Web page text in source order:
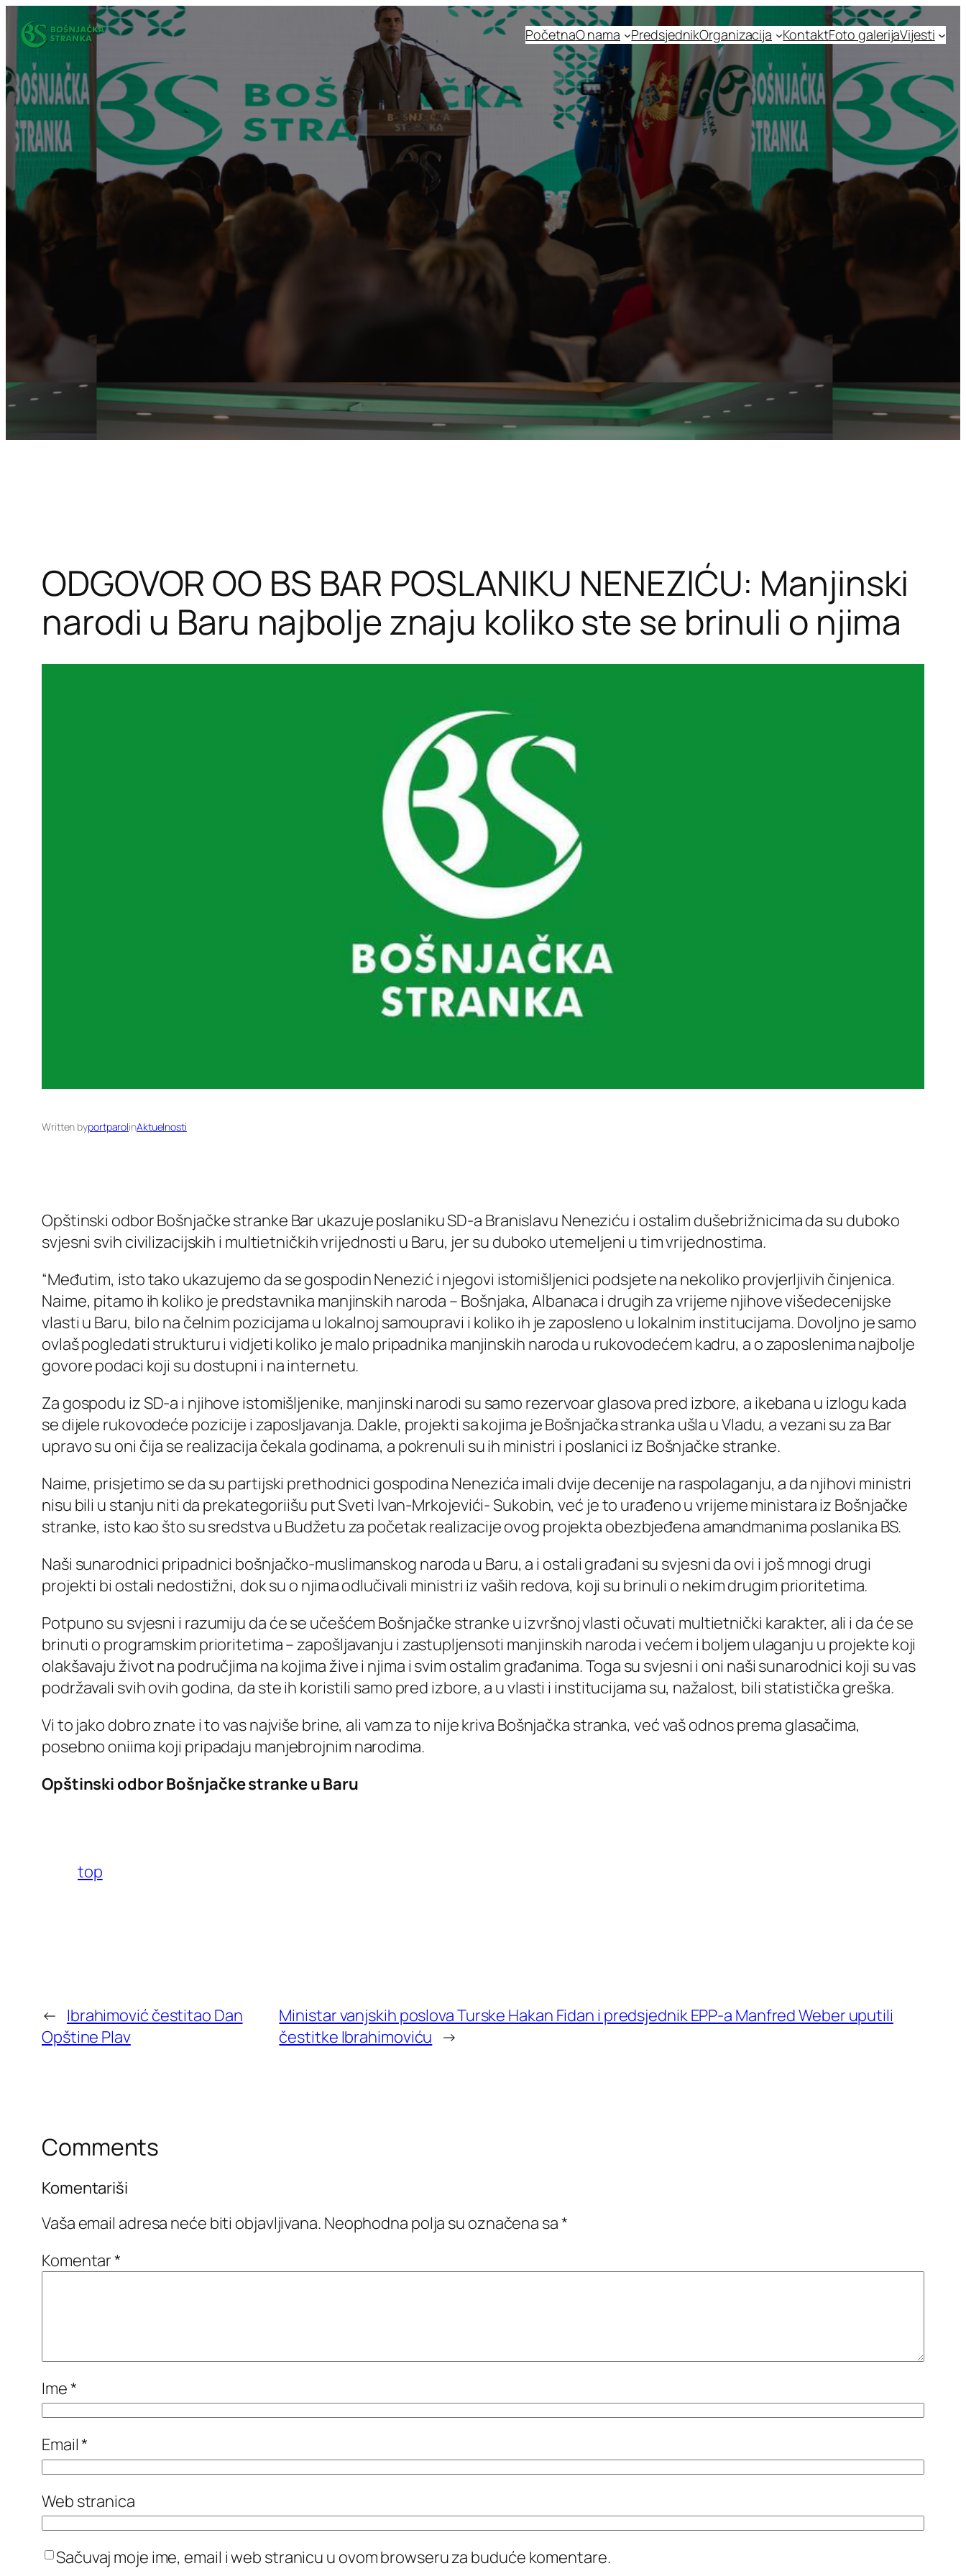
Idi
na
sadržaj
PočetnaO nama PredsjednikOrganizacija KontaktFoto galerijaVijesti
ODGOVOR OO BS BAR POSLANIKU NENEZIĆU: Manjinski
narodi u Baru najbolje znaju koliko ste se brinuli o njima
Written byportparolinAktuelnosti
Opštinski odbor Bošnjačke stranke Bar ukazuje poslaniku SD-a Branislavu Neneziću i ostalim dušebrižnicima da su duboko
svjesni svih civilizacijskih i multietničkih vrijednosti u Baru, jer su duboko utemeljeni u tim vrijednostima.
“Međutim, isto tako ukazujemo da se gospodin Nenezić i njegovi istomišljenici podsjete na nekoliko provjerljivih činjenica.
Naime, pitamo ih koliko je predstavnika manjinskih naroda – Bošnjaka, Albanaca i drugih za vrijeme njihove višedecenijske
vlasti u Baru, bilo na čelnim pozicijama u lokalnoj samoupravi i koliko ih je zaposleno u lokalnim institucijama. Dovoljno je samo
ovlaš pogledati strukturu i vidjeti koliko je malo pripadnika manjinskih naroda u rukovodećem kadru, a o zaposlenima najbolje
govore podaci koji su dostupni i na internetu.
Za gospodu iz SD-a i njihove istomišljenike, manjinski narodi su samo rezervoar glasova pred izbore, a ikebana u izlogu kada
se dijele rukovodeće pozicije i zaposljavanja. Dakle, projekti sa kojima je Bošnjačka stranka ušla u Vladu, a vezani su za Bar
upravo su oni čija se realizacija čekala godinama, a pokrenuli su ih ministri i poslanici iz Bošnjačke stranke.
Naime, prisjetimo se da su partijski prethodnici gospodina Nenezića imali dvije decenije na raspolaganju, a da njihovi ministri
nisu bili u stanju niti da prekategoriišu put Sveti Ivan-Mrkojevići- Sukobin, već je to urađeno u vrijeme ministara iz Bošnjačke
stranke, isto kao što su sredstva u Budžetu za početak realizacije ovog projekta obezbjeđena amandmanima poslanika BS.
Naši sunarodnici pripadnici bošnjačko-muslimanskog naroda u Baru, a i ostali građani su svjesni da ovi i još mnogi drugi
projekti bi ostali nedostižni, dok su o njima odlučivali ministri iz vaših redova, koji su brinuli o nekim drugim prioritetima.
Potpuno su svjesni i razumiju da će se učešćem Bošnjačke stranke u izvršnoj vlasti očuvati multietnički karakter, ali i da će se
brinuti o programskim prioritetima – zapošljavanju i zastupljensoti manjinskih naroda i većem i boljem ulaganju u projekte koji
olakšavaju život na područjima na kojima žive i njima i svim ostalim građanima. Toga su svjesni i oni naši sunarodnici koji su vas
podržavali svih ovih godina, da ste ih koristili samo pred izbore, a u vlasti i institucijama su, nažalost, bili statistička greška.
Vi to jako dobro znate i to vas najviše brine, ali vam za to nije kriva Bošnjačka stranka, već vaš odnos prema glasačima,
posebno oniima koji pripadaju manjebrojnim narodima.
Opštinski odbor Bošnjačke stranke u Baru
top
← Ibrahimović čestitao Dan
Opštine Plav
Ministar vanjskih poslova Turske Hakan Fidan i predsjednik EPP-a Manfred Weber uputili
čestitke Ibrahimoviću →
Comments
Komentariši
Vaša email adresa neće biti objavljivana. Neophodna polja su označena sa*
Komentar*
Ime*
Email*
Web stranica
Sačuvaj moje ime, email i web stranicu u ovom browseru za buduće komentare.